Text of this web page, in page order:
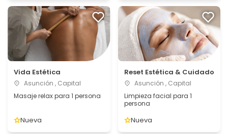
Vida Estética
Asunción , Capital
Masaje relax para 1 persona
Nueva
Reset Estética & Cuidado
Asunción , Capital
Limpieza facial para 1
persona
Nueva